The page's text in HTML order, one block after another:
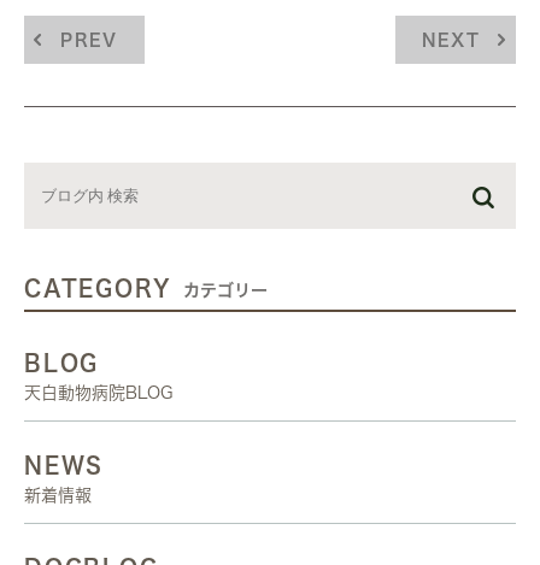
PREV NEXT
CATEGORY カテゴリー
BLOG
天白動物病院BLOG
NEWS
新着情報